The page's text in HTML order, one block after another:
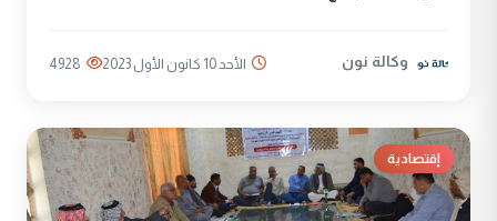
وكالة نون الأحد 10 كانون الأول 2023 4928
إقتصادية